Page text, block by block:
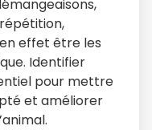
effet être les
Identifier
pour mettre
et améliorer